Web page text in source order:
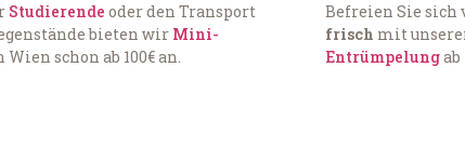
Studierende oder den Transport
bieten wir Mini-
Wien schon ab 100€ an.
Befreien Sie sich
frisch mit
Entrümpelungab